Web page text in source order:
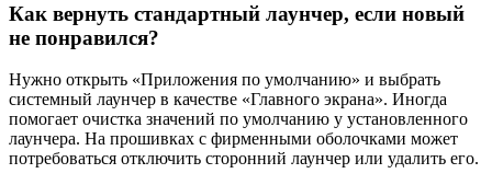
Как вернуть стандартный лаунчер, если новый
не понравился?
Нужно открыть «Приложения по умолчанию» и выбрать
системный лаунчер в качестве «Главного экрана». Иногда
помогает очистка значений по умолчанию у установленного
лаунчера. На прошивках с фирменными оболочками может
потребоваться отключить сторонний лаунчер или удалить его.